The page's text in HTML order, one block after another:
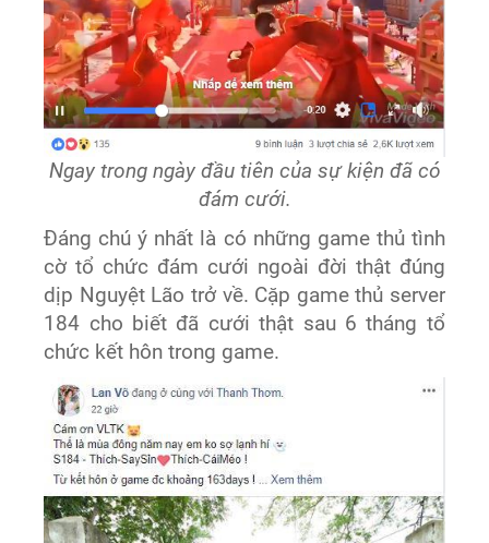
Ngay trong ngày đầu tiên của sự kiện đã có
đám cưới.
Đáng chú ý nhất là có những game thủ tình
cờ tổ chức đám cưới ngoài đời thật đúng
dịp Nguyệt Lão trở về. Cặp game thủ server
184 cho biết đã cưới thật sau 6 tháng tổ
chức kết hôn trong game.